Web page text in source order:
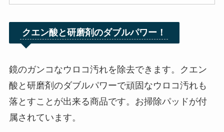
クエン酸と研磨剤のダブルパワー！
鏡のガンコなウロコ汚れを除去できます。クエン
酸と研磨剤のダブルパワーで頑固なウロコ汚れも
落とすことが出来る商品です。お掃除パッドが付
属されています。